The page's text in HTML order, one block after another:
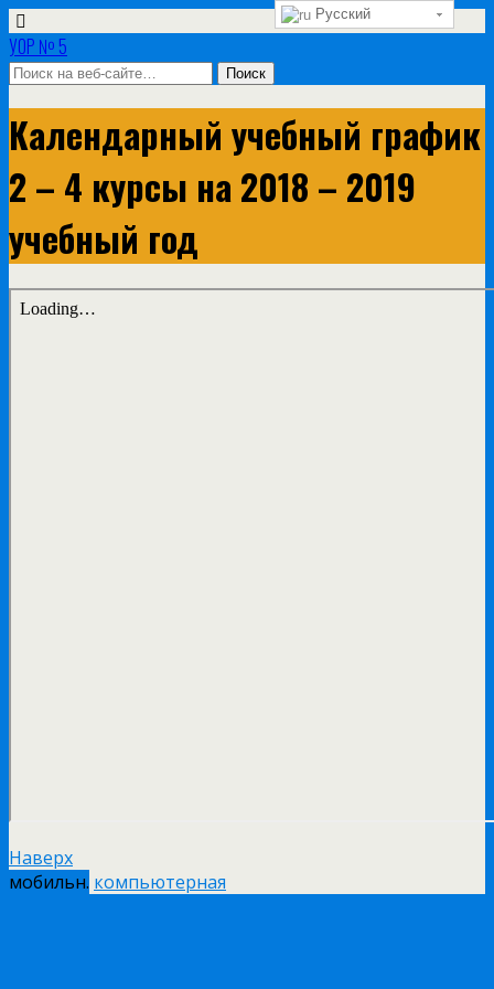
УОР № 5
Календарный учебный график
2 – 4 курсы на 2018 – 2019
учебный год
Русский
Наверх
мобильн. компьютерная